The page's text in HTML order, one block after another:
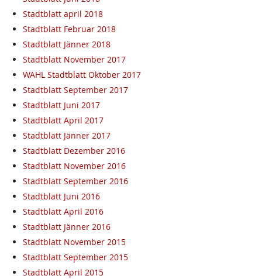
Stadtblatt april 2018
Stadtblatt Februar 2018
Stadtblatt Jänner 2018
Stadtblatt November 2017
WAHL Stadtblatt Oktober 2017
Stadtblatt September 2017
Stadtblatt Juni 2017
Stadtblatt April 2017
Stadtblatt Jänner 2017
Stadtblatt Dezember 2016
Stadtblatt November 2016
Stadtblatt September 2016
Stadtblatt Juni 2016
Stadtblatt April 2016
Stadtblatt Jänner 2016
Stadtblatt November 2015
Stadtblatt September 2015
Stadtblatt April 2015